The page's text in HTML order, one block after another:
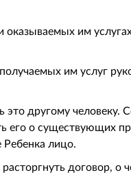
им
им услуг
это другому
о существующих
лицо.
договор,